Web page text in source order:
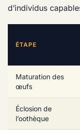
d’individus
ÉTAPE
Maturation des
œufs
Éclosion de
l’oothèque